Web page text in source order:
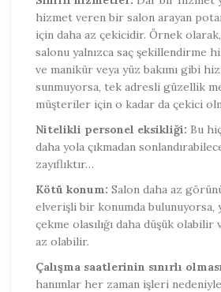
hizmet veren bir salon arayan
için daha az çekicidir. Örnek
salonu yalnızca saç şekillendirme
ve manikür veya yüz bakımı gibi
sunmuyorsa, tek adresli güzellik
müşteriler için o kadar da çekici
Nitelikli personel eksikliği: Bu
daha yola çıkmadan
zayıflıktır…
Kötü konum: Salon daha az
elverişli bir konumda bulunuyorsa,
çekme olasılığı daha düşük
az olabilir.
Çalışma saatlerinin sınırlı
hanımlar her zaman işleri